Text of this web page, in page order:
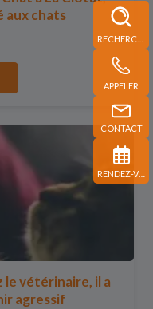
APPELER
CONTACT
RENDEZ-VOUS
aux chats
vétérinaire, il a
agressif